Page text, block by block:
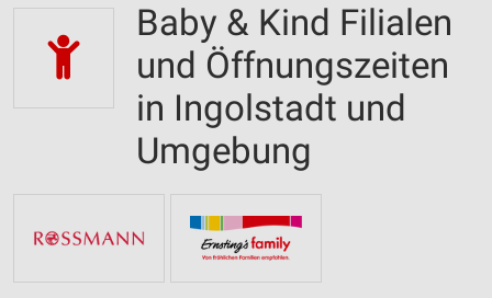
Baby & Kind Filialen
und Öffnungszeiten
in Ingolstadt und
Umgebung